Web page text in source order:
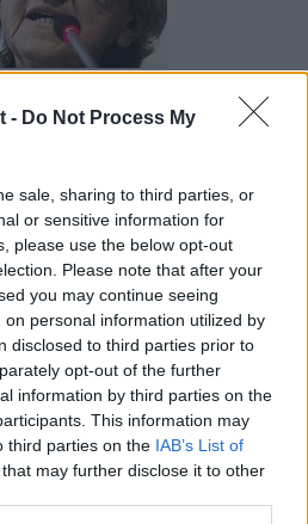
- Do Not Process My
sale, sharing to third parties, or
or sensitive information for
please use the below opt-out
Please note that after your
you may continue seeing
personal information utilized by
disclosed to third parties prior to
opt-out of the further
information by third parties on the
This information may
third parties on the IAB’s List of
that may further disclose it to other
Luca Coscioni erano
al suicidio per la morte di
d'assise di Massa ha assolto
Welby e Marco Cappato. I due
Coscioni erano accusati di aiuto al
Trentini.
Trentini è deceduto il 13
svizzera: era malato di Sla.
si è autodenunciata insieme al
Cappato.